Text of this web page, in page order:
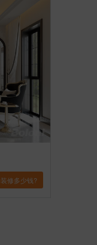
修多少钱?